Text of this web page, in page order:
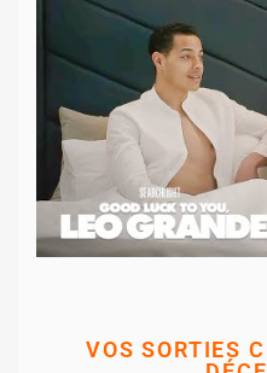
VOS SORTIES